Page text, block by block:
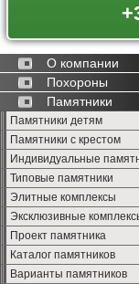
О компании
Похороны
Памятники
Памятники детям
Памятники с крестом
Индивидуальные
Типовые памятники
Элитные комплексы
Эксклюзивные
Проект памятника
Каталог памятников
Варианты памятников